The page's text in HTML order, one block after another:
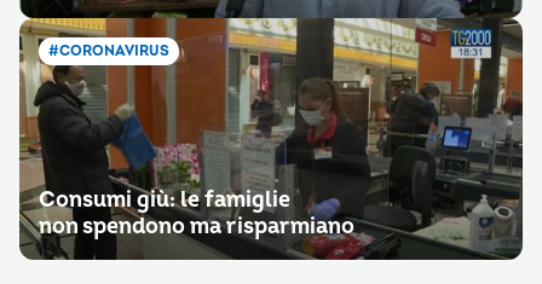
#CORONAVIRUS
Consumi giù: le famiglie
non spendono ma risparmiano